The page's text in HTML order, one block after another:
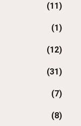
(11)
(1)
(12)
(31)
(7)
(8)